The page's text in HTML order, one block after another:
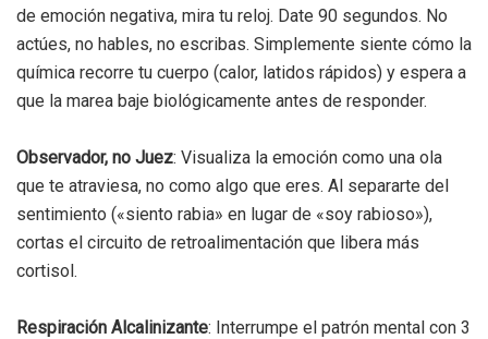
de emoción negativa, mira tu reloj. Date 90 segundos. No
actúes, no hables, no escribas. Simplemente siente cómo la
química recorre tu cuerpo (calor, latidos rápidos) y espera a
que la marea baje biológicamente antes de responder.
Observador, no Juez: Visualiza la emoción como una ola
que te atraviesa, no como algo que eres. Al separarte del
sentimiento («siento rabia» en lugar de «soy rabioso»),
cortas el circuito de retroalimentación que libera más
cortisol.
Respiración Alcalinizante: Interrumpe el patrón mental con 3